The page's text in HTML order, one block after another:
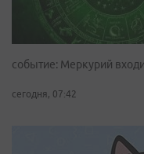
событие: Меркурий
сегодня, 07:42